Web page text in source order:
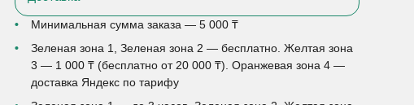
Минимальная сумма заказа — 5 000 ₸
Зеленая зона 1, Зеленая зона 2 — бесплатно. Желтая зона
3 — 1 000 ₸ (бесплатно от 20 000 ₸). Оранжевая зона 4 —
доставка Яндекс по тарифу